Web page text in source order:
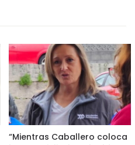
“Mientras Caballero coloca